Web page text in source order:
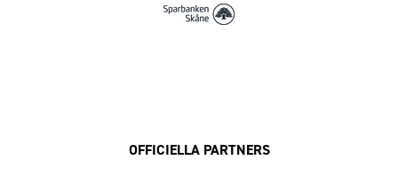
OFFICIELLA PARTNERS